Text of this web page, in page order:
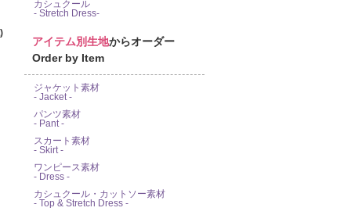
カシュクール
- Stretch Dress-
アイテム別生地からオーダー
Order by Item
ジャケット素材
- Jacket -
パンツ素材
- Pant -
スカート素材
- Skirt -
ワンピース素材
- Dress -
カシュクール・カットソー素材
- Top & Stretch Dress -